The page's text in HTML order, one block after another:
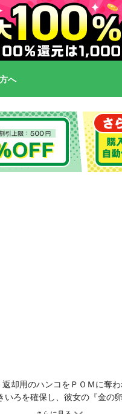
へ
用のハンコをＰＯＭに奪わ
ろを確保し、彼女の『金の
にきいろ奪還のため、“絵本